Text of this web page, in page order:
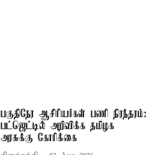
பகுதிநேர ஆசிரியர்கள் பணி நிரந்தரம்:
பட்ஜெட்டில் அறிவிக்க தமிழக
அரசுக்கு கோரிக்கை